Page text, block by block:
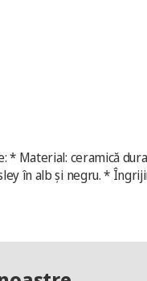
* Material: ceramică
în alb și negru. *